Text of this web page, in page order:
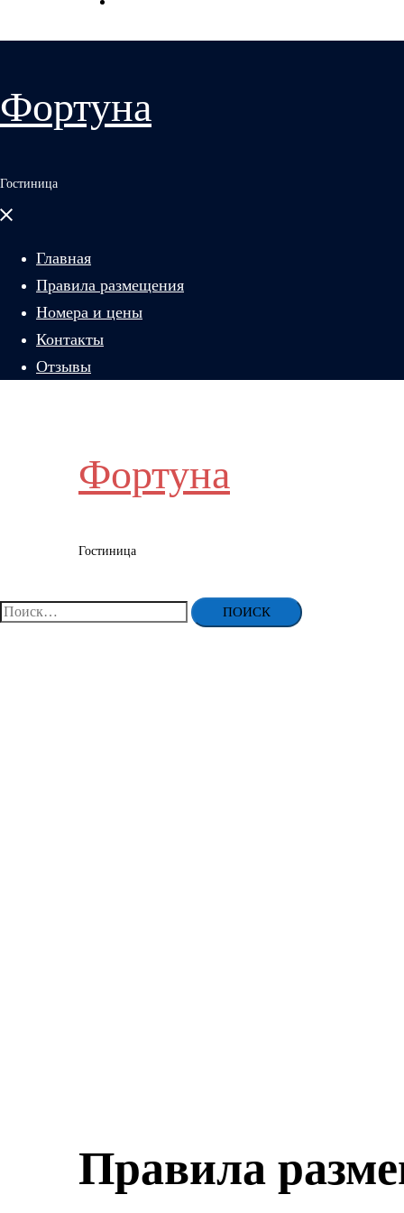
Фортуна
Гостиница
Закрыть
Главная
Правила размещения
Номера и цены
Контакты
Отзывы
Фортуна
Гостиница
меню
Найти:
Правила